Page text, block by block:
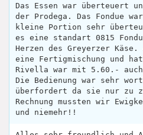
Das Essen war überteuert
der Prodega. Das Fondue
kleine Portion sehr
es eine standart 0815
Herzen des Greyerzer
eine Fertigmischung und
Rivella war mit 5.60.-
Die Bedienung war sehr
überfordert da sie nur zu
Rechnung mussten wir
und niemehr!!